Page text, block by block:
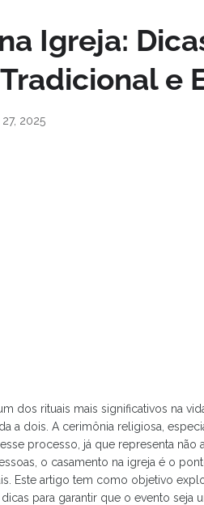
Igreja:
e
2025
dos rituais mais significativos na
a dois. A cerimônia religiosa,
processo, já que representa
o casamento na igreja é o
Este artigo tem como objetivo
para garantir que o evento seja